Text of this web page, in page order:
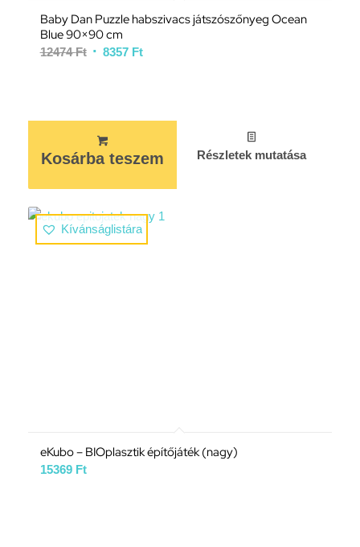
Baby Dan Puzzle habszivacs játszószőnyeg Ocean
Blue 90×90 cm
12474Ft 8357 Ft
Kosárba teszem Részletek mutatása
Kívánságlistára
eKubo – BIOplasztik építőjáték (nagy)
15369 Ft